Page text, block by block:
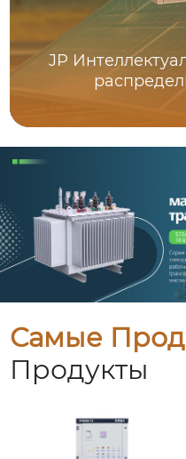
JP
Самые
Продукты